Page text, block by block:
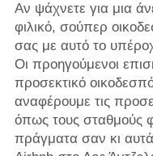
Αν ψάχνετε για μια
φιλικό, σούπερ
σας με αυτό το
Οι προηγούμενοι
προσεκτικό
αναφέρουμε τις
όπως τους σταθμούς
πράγματα σαν κι